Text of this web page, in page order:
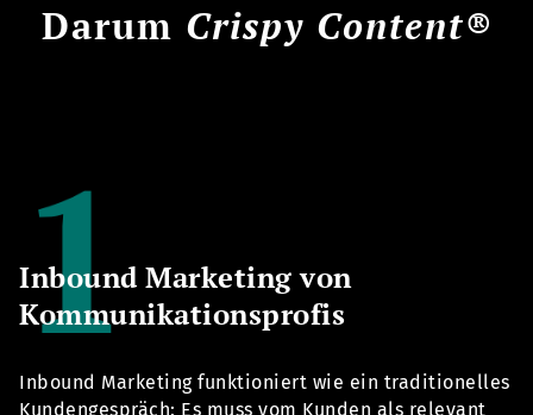
Darum Crispy Content®
Inbound Marketing von
Kommunikationsprofis
Inbound Marketing funktioniert wie ein traditionelles
Kundengespräch: Es muss vom Kunden als relevant